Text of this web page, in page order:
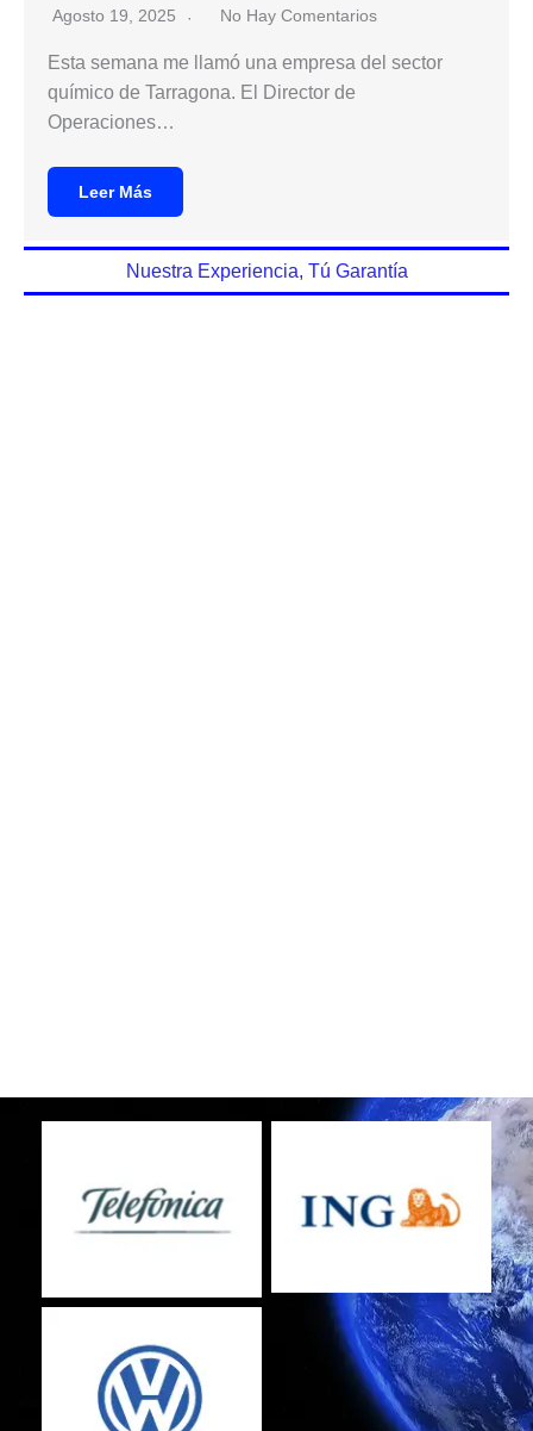
Agosto 19, 2025 No Hay Comentarios
Esta semana me llamó una empresa del sector
químico de Tarragona. El Director de
Operaciones…
Leer Más
Nuestra Experiencia, Tú Garantía
Sin leyenda Sin leyenda
Sin leyenda